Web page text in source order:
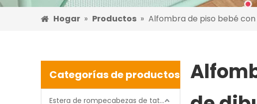
Hogar » Productos » Alfombra de piso bebé
Categorías de productos
Estera de rompecabezas de tatami